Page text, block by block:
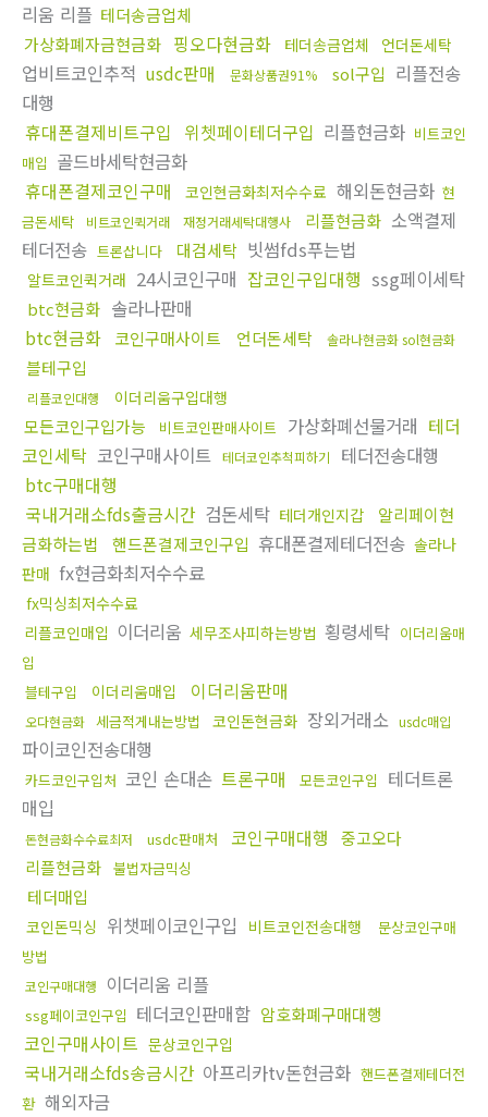
리움 리플 테더송금업체
가상화폐자금현금화 핑오다현금화 테더송금업체 언더돈세탁
업비트코인추적 usdc판매 문화상품권91% sol구입 리플전송
대행
휴대폰결제비트구입 위쳇페이테더구입 리플현금화 비트코인
매입 골드바세탁현금화
휴대폰결제코인구매
코인현금화최저수수료 해외돈현금화 현
금돈세탁
비트코인퀵거래 재정거래세탁대행사 리플현금화 소액결제
테더전송 트론삽니다 대검세탁 빗썸fds푸는법
알트코인퀵거래 24시코인구매 잡코인구입대행 ssg페이세탁
btc현금화 솔라나판매
btc현금화
코인구매사이트 언더돈세탁 솔라나현금화 sol현금화
블테구입
리플코인대행 이더리움구입대행
모든코인구입가능 비트코인판매사이트 가상화폐선물거래 테더
코인세탁 코인구매사이트 테더코인추척피하기
테더전송대행
btc구매대행
국내거래소fds출금시간 검돈세탁 테더개인지갑
알리페이현
금화하는법
핸드폰결제코인구입 휴대폰결제테더전송 솔라나
판매 fx현금화최저수수료
fx믹싱최저수수료
리플코인매입 이더리움 세무조사피하는방법 횡령세탁 이더리움매
입
블테구입
이더리움매입 이더리움판매
오다현금화 세금적게내는방법 코인돈현금화 장외거래소 usdc매입
파이코인전송대행
카드코인구입처 코인 손대손 트론구매 모든코인구입
테더트론
매입
돈현금화수수료최저 usdc판매처 코인구매대행
중고오다
리플현금화 불법자금믹싱
테더매입
코인돈믹싱 위챗페이코인구입 비트코인전송대행
문상코인구매
방법
코인구매대행 이더리움 리플
ssg페이코인구입 테더코인판매함 암호화폐구매대행
코인구매사이트 문상코인구입
국내거래소fds송금시간 아프리카tv돈현금화 핸드폰결제테더전
환 해외자금